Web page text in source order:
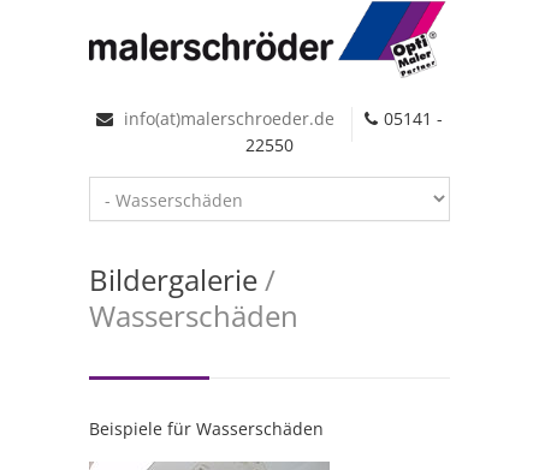
info(at)malerschroeder.de
05141 -
22550
Bildergalerie/
Wasserschäden
Beispiele für Wasserschäden